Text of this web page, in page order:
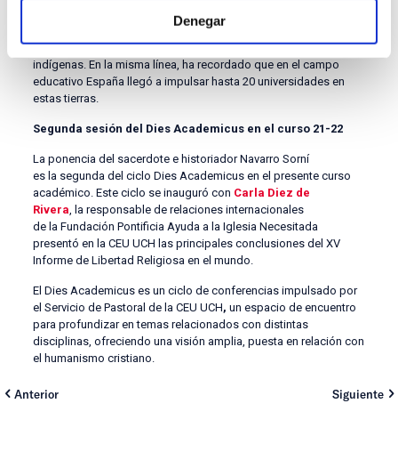
Denegar
ha destacado el historiador. Y en este sentido, ha
subrayado su contribución a la historiografía americana, a un
mayor conocimiento de la cultura y costumbres de los pueblos
indígenas. En la misma línea, ha recordado que en el campo
educativo España llegó a impulsar hasta 20 universidades en
estas tierras.
Segunda sesión del Dies Academicus en el curso 21-22
La ponencia del sacerdote e historiador Navarro Sorní
es la segunda del ciclo Dies Academicus en el presente curso
académico. Este ciclo se inauguró con Carla Diez de
Rivera, la responsable de relaciones internacionales
de la Fundación Pontificia Ayuda a la Iglesia Necesitada
presentó en la CEU UCH las principales conclusiones del XV
Informe de Libertad Religiosa en el mundo.
El Dies Academicus es un ciclo de conferencias impulsado por
el Servicio de Pastoral de la CEU UCH, un espacio de encuentro
para profundizar en temas relacionados con distintas
disciplinas, ofreciendo una visión amplia, puesta en relación con
el humanismo cristiano.
Anterior Siguiente